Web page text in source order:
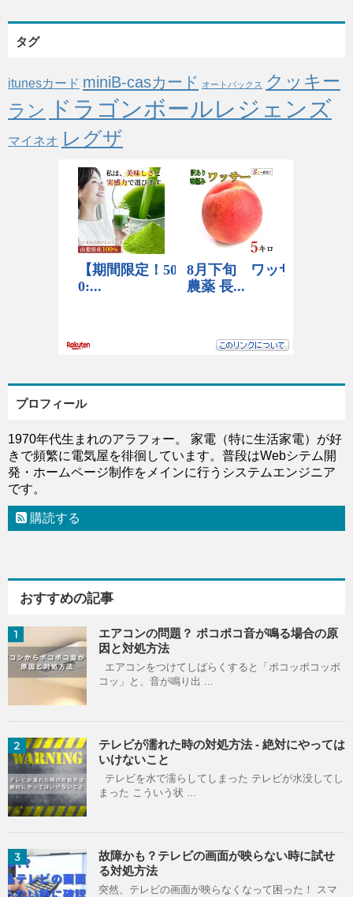
タグ
itunesカード miniB-casカード オートバックス クッキー
ラン
ドラゴンボールレジェンズ
マイネオ レグザ
プロフィール
1970年代生まれのアラフォー。 家電（特に生活家電）が好
きで頻繁に電気屋を徘徊しています。普段はWebシテム開
発・ホームページ制作をメインに行うシステムエンジニア
です。
購読する
おすすめの記事
1
エアコンの問題？ ポコポコ音が鳴る場合の原
因と対処方法
エアコンをつけてしばらくすると「ポコッポコッポ
コッ」と、音が鳴り出 ...
2
テレビが濡れた時の対処方法 - 絶対にやっては
いけないこと
テレビを水で濡らしてしまった テレビが水没してし
まった こういう状 ...
3
故障かも？テレビの画面が映らない時に試せ
る対処方法
突然、テレビの画面が映らなくなって困った！ スマ